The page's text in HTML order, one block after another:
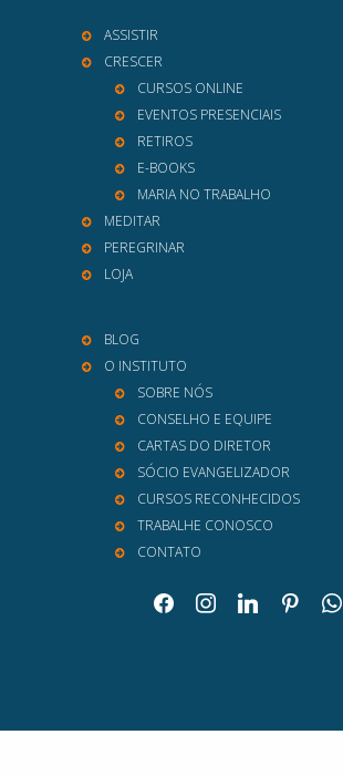
ASSISTIR
CRESCER
CURSOS ONLINE
EVENTOS PRESENCIAIS
RETIROS
E-BOOKS
MARIA NO TRABALHO
MEDITAR
PEREGRINAR
LOJA
BLOG
O INSTITUTO
SOBRE NÓS
CONSELHO E EQUIPE
CARTAS DO DIRETOR
SÓCIO EVANGELIZADOR
CURSOS RECONHECIDOS
TRABALHE CONOSCO
CONTATO
facebookinstagramlinkedinpinterest